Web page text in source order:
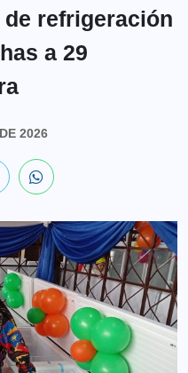
refrigeración
a 29
2026